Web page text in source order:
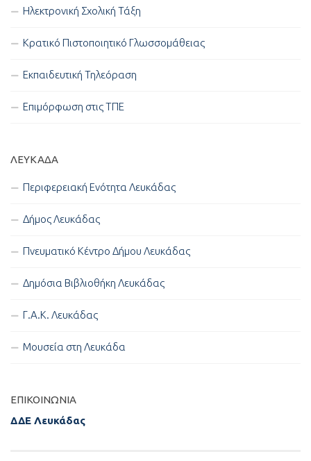
Ηλεκτρονική Σχολική Τάξη
Κρατικό Πιστοποιητικό Γλωσσομάθειας
Εκπαιδευτική Τηλεόραση
Επιμόρφωση στις ΤΠΕ
ΛΕΥΚΑΔΑ
Περιφερειακή Ενότητα Λευκάδας
Δήμος Λευκάδας
Πνευματικό Κέντρο Δήμου Λευκάδας
Δημόσια Βιβλιοθήκη Λευκάδας
Γ.Α.Κ. Λευκάδας
Μουσεία στη Λευκάδα
ΕΠΙΚΟΙΝΩΝΊΑ
ΔΔΕ Λευκάδας